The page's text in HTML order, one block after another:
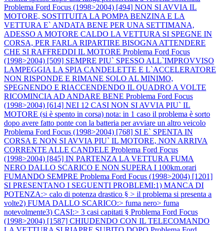
Problema Ford Focus (1998>2004) [494] NON SI AVVIA IL
MOTORE, SOSTITUITA LA POMPA BENZINA E LA
VETTURA E` ANDATA BENE PER UNA SETTIMANA,
ADESSO A MOTORE CALDO LA VETTURA SI SPEGNE IN
CORSA, PER FARLA RIPARTIRE BISOGNA ATTENDERE
CHE SI RAFFREDDI IL MOTORE Problema Ford Focus
(1998>2004) [509] SEMPRE PIU` SPESSO ALL`IMPROVVISO
LAMPEGGIA LA SPIA CANDELETTE E L`ACCELERATORE
NON RISPONDE E RIMANE SOLO AL MINIMO,
SPEGNENDO E RIACCENDENDO IL QUADRO A VOLTE
RICOMINCIA AD ANDARE BENE Problema Ford Focus
(1998>2004) [614] NEI 12 CASI NON SI AVVIA PIU` IL
MOTORE (si è spento in corsa) nota: in 1 caso il problema è sorto
dopo avere fatto ponte con la batteria per avviare un altro veicolo
Problema Ford Focus (1998>2004) [768] SI E` SPENTA IN
CORSA E NON SI AVVIA PIU` IL MOTORE, NON ARRIVA
CORRENTE ALLE CANDELE Problema Ford Focus
(1998>2004) [845] IN PARTENZA LA VETTURA FUMA
NERO DALLO SCARICO E NON SUPERA I 100km.orari
FUMANDO SEMPRE Problema Ford Focus (1998>2004) [1201]
SI PRESENTANO I SEGUENTI PROBLEMI:1) MANCA DI
POTENZA:> calo di potenza drastico § > il problema si presenta a
volte2) FUMA DALLO SCARICO:> fuma nero> fuma
notevolmente3) CASI:> 3 casi capitati § Problema Ford Focus
(1998>2004) [1587] CHIUDENDO CON IL TELECOMANDO